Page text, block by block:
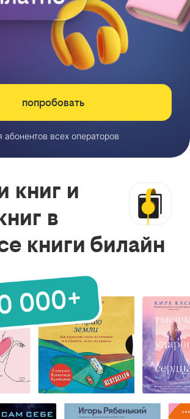
попробовать
абонентов всех операторов
книг и
в
книги билайн